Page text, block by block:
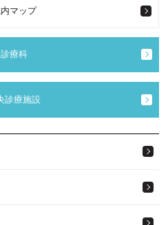
マップ
診療科
診療施設